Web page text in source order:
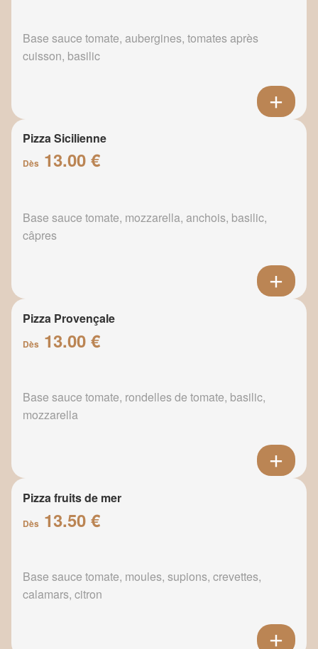
Base sauce tomate, aubergines, tomates après
cuisson, basilic
Pizza Sicilienne
Dès 13.00 €
Base sauce tomate, mozzarella, anchois, basilic,
câpres
Pizza Provençale
Dès 13.00 €
Base sauce tomate, rondelles de tomate, basilic,
mozzarella
Pizza fruits de mer
Dès 13.50 €
Base sauce tomate, moules, supions, crevettes,
calamars, citron